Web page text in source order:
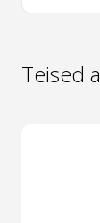
Teised